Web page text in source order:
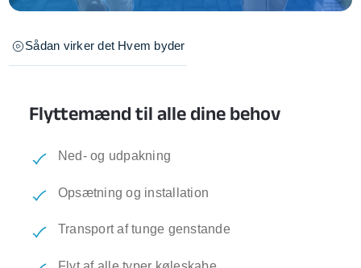
Sådan virker det Hvem byder
Flyttemænd til alle dine behov
Ned- og udpakning
Opsætning og installation
Transport af tunge genstande